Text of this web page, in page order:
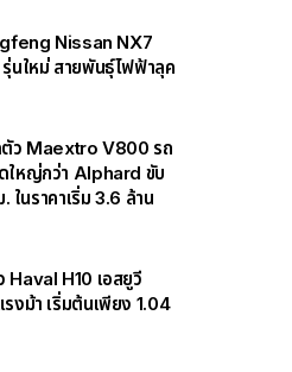
Nissan NX7
นใหม่ สายพันธุ์ไฟฟ้าลุค
ว Maextro V800 รถ
ใหญ่กว่า Alphard ขับ
ในราคาเริ่ม 3.6 ล้าน
Haval H10 เอสยูวี
งม้า เริ่มต้นเพียง 1.04